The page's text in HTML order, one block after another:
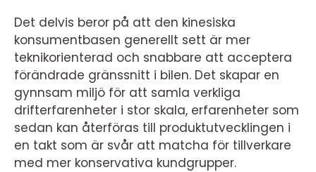
Det delvis beror på att den kinesiska
konsumentbasen generellt sett är mer
teknikorienterad och snabbare att acceptera
förändrade gränssnitt i bilen. Det skapar en
gynnsam miljö för att samla verkliga
drifterfarenheter i stor skala, erfarenheter som
sedan kan återföras till produktutvecklingen i
en takt som är svår att matcha för tillverkare
med mer konservativa kundgrupper.